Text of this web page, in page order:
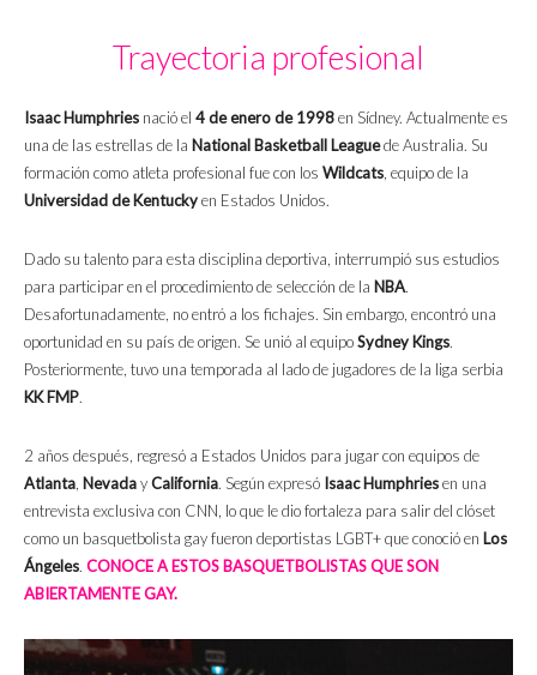
Trayectoria profesional
Isaac Humphries nació el 4 de enero de 1998en Sídney. Actualmente es
una de las estrellas de la National Basketball Leaguede Australia. Su
formación como atleta profesional fue con los Wildcats, equipo de la
Universidad de Kentuckyen Estados Unidos.
Dado su talento para esta disciplina deportiva, interrumpió sus estudios
para participar en el procedimiento de selección de la NBA.
Desafortunadamente, no entró a los fichajes. Sin embargo, encontró una
oportunidad en su país de origen. Se unió al equipoSydney Kings.
Posteriormente, tuvo una temporada al lado de jugadores de la liga serbia
KK FMP.
2 años después, regresó a Estados Unidos para jugar con equipos de
Atlanta, NevadayCalifornia. Según expresó Isaac Humphriesen una
entrevista exclusiva con CNN, lo que le dio fortaleza para salir del clóset
como un basquetbolista gay fueron deportistas LGBT+ que conoció en Los
Ángeles. CONOCE A ESTOS BASQUETBOLISTAS QUE SON
ABIERTAMENTE GAY.